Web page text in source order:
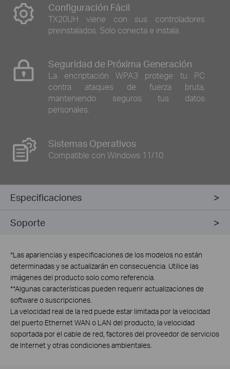
Configuración Fácil
TX20UH viene con sus controladores
preinstalados. Solo conecta e instala.
Seguridad de Próxima Generación
La encriptación WPA3 protege tu PC
contra ataques de fuerza bruta,
manteniendo seguros tus datos
personales.
Sistemas Operativos
Compatible con Windows 11/10
Especificaciones
Soporte
*Las apariencias y especificaciones de los modelos no están
determinadas y se actualizarán en consecuencia. Utilice las
imágenes del producto solo como referencia.
**Algunas características pueden requerir actualizaciones de
software o suscripciones.
La velocidad real de la red puede estar limitada por la velocidad
del puerto Ethernet WAN o LAN del producto, la velocidad
soportada por el cable de red, factores del proveedor de servicios
de Internet y otras condiciones ambientales.